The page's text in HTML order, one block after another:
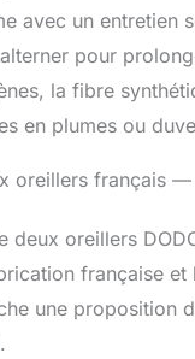
avec un
pour
la fibre
en plumes ou
oreillers français
deux oreillers
française
une